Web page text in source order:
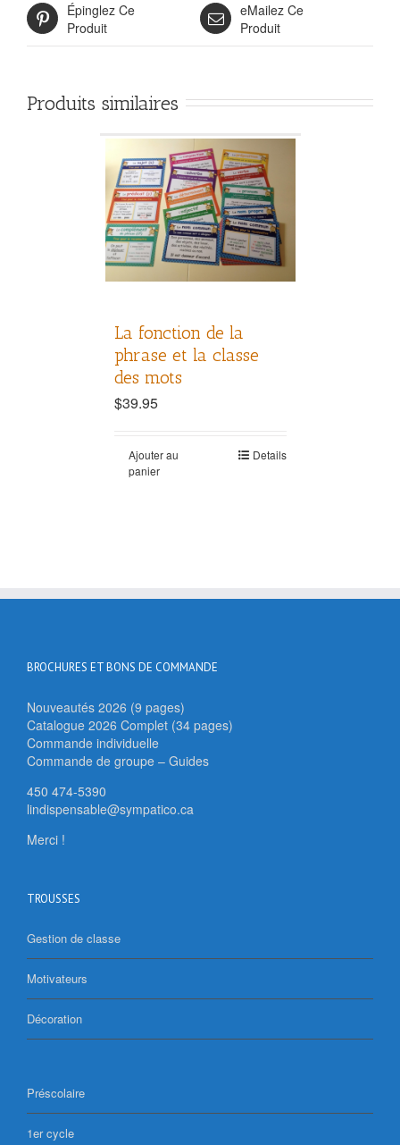
Épinglez Ce
Produit
eMailez Ce
Produit
Produits similaires
La fonction de la
phrase et la classe
des mots
$39.95
Ajouter au
panier
Details
BROCHURES ET BONS DE COMMANDE
Nouveautés 2026 (9 pages)
Catalogue 2026 Complet (34 pages)
Commande individuelle
Commande de groupe – Guides
450 474-5390
lindispensable@sympatico.ca
Merci !
TROUSSES
Gestion de classe
Motivateurs
Décoration
Préscolaire
1er cycle